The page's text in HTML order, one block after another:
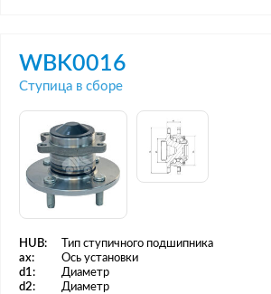
WBK0016
Ступица в сборе
HUB: Тип ступичного подшипника
ax:
Ось установки
d1:
Диаметр
d2:
Диаметр